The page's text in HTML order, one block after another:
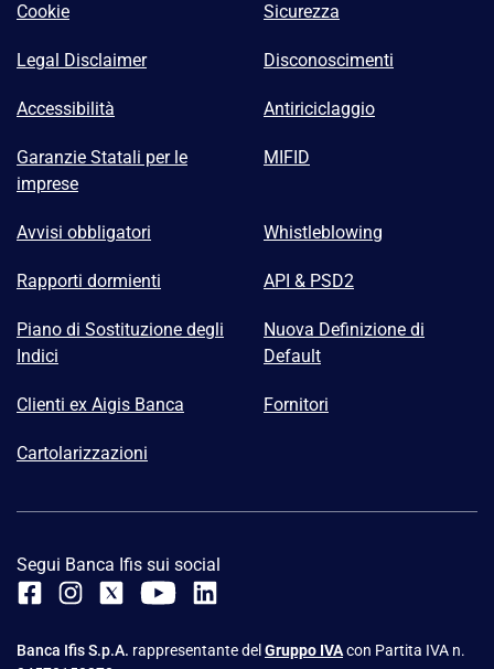
Cookie Sicurezza
Legal Disclaimer Disconoscimenti
Accessibilità Antiriciclaggio
Garanzie Statali per le
imprese
MIFID
Avvisi obbligatori Whistleblowing
Rapporti dormienti API & PSD2
Piano di Sostituzione degli
Indici
Nuova Definizione di
Default
Clienti ex Aigis Banca Fornitori
Cartolarizzazioni
Segui Banca Ifis sui social
Banca Ifis S.p.A. rappresentante del Gruppo IVAcon Partita IVA n.